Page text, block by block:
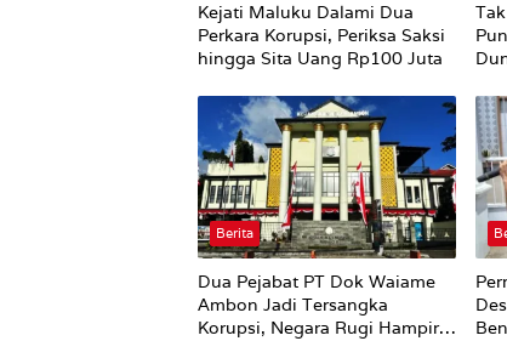
Kejati Maluku Dalami Dua
Perkara Korupsi, Periksa Saksi
hingga Sita Uang Rp100 Juta
Berita
Dua Pejabat PT Dok Waiame
Ambon Jadi Tersangka
Korupsi, Negara Rugi Hampir